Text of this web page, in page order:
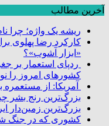
آخرین مطالب
ریشه یک واژه؛ چرا
کارکرد رضا پهلوی
«ابزار آشوب»؟
ردپای استعمار بر
کشورهای امروز را
آمریکا: از مستعمره
بزرگ‌ترین رنج بشر
بزرگ‌ترین زمین‌دار
کشوری که در جنگ